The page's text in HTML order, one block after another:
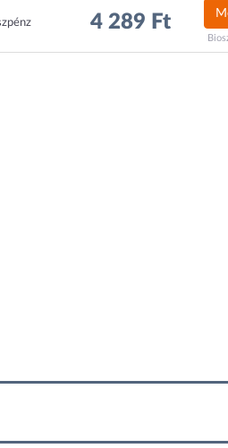
4 289 Ft